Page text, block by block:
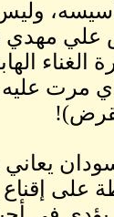
علي
الغناء
مرت عليه
إقناع